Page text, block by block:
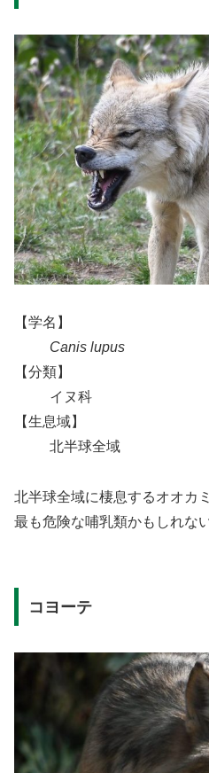
【学名】
Canis lupus
【分類】
イヌ科
【生息域】
北半球全域
北半球全域に棲息するオオカ
最も危険な哺乳類かもしれない
コヨーテ